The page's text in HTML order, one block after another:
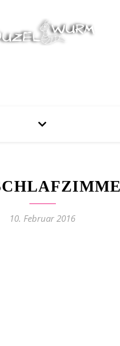
10. Februar 2016